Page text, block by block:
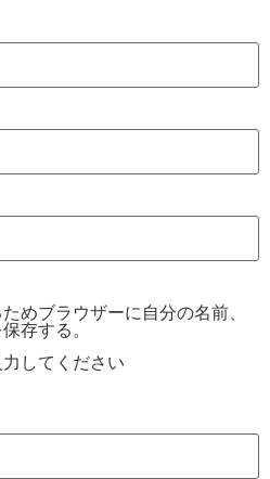
めブラウザーに自分の名前、
存する。
してください